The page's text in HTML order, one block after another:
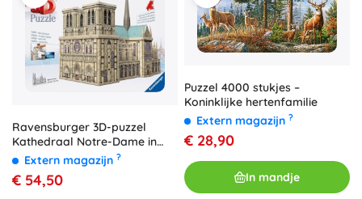
Ravensburger 3D-puzzel
Kathedraal Notre-Dame in
Parijs, 349 stukjes
Extern magazijn ?
€ 54,50
Puzzel 4000 stukjes –
Koninklijke hertenfamilie
Extern magazijn ?
€ 28,90
In mandje